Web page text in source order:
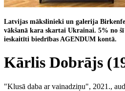
Latvijas mākslinieki un galerija
vākšanā kara skartai Ukrainai. 5% no šī
ieskaitīti biedrības AGENDUM kontā.
Kārlis Dobrājs
"Klusā daba ar vainadziņu", 2021.,